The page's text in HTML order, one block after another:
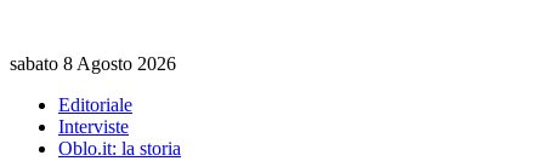
sabato 8 Agosto 2026
Editoriale
Interviste
Oblo.it: la storia